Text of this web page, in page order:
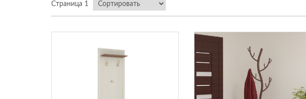
Страница 1